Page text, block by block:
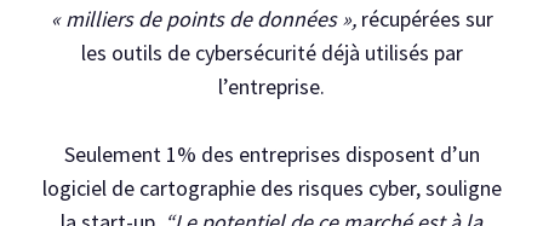
« milliers de points de données »,récupérées sur
les outils de cybersécurité déjà utilisés par
l’entreprise.
Seulement 1% des entreprises disposent d’un
logiciel de cartographie des risques cyber, souligne